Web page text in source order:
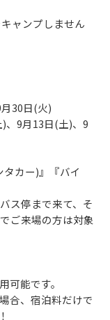
ャンプしません
30日(火)
9月13日(土)、9
カー)』『バイ
停まで来て、そ
ご来場の方は対象
能です。
、宿泊料だけで